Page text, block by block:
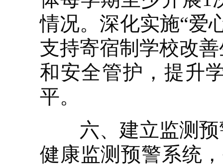
情况。深化实施“爱
支持寄宿制学校改
和安全管护，提升
平。
六、建立监测预
健康监测预警系统